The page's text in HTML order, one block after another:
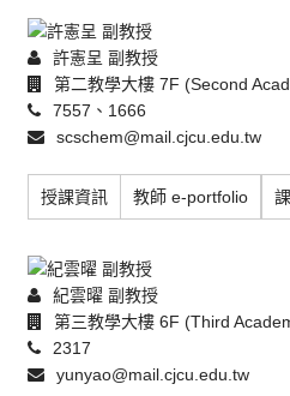
許憲呈 副教授
第二教學大樓 7F (Second
7557、1666
scschem@mail.cjcu.edu.tw
授課資訊 教師 e-portfolio
紀雲曜 副教授
第三教學大樓 6F (Third
2317
yunyao@mail.cjcu.edu.tw